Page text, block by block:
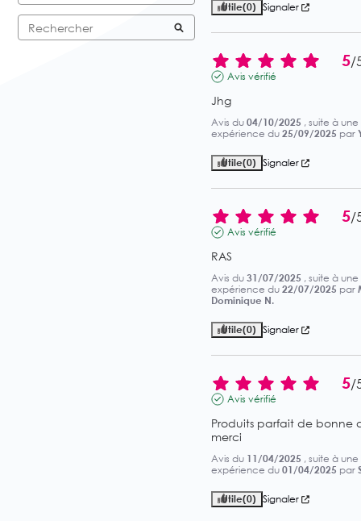
Utile(0) Signaler
5/
Avis vérifié
Jhg
Avis du 04/10/2025 , suite à une
expérience du 25/09/2025 par
Utile(0) Signaler
5/
Avis vérifié
RAS
Avis du 31/07/2025 , suite à une
expérience du 22/07/2025 par
Dominique N.
Utile(0) Signaler
5/
Avis vérifié
Produits parfait de bonne
merci
Avis du 11/04/2025 , suite à une
expérience du 01/04/2025 par
Utile(0) Signaler